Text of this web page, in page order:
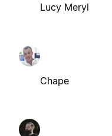
Lucy Meryl
Chape